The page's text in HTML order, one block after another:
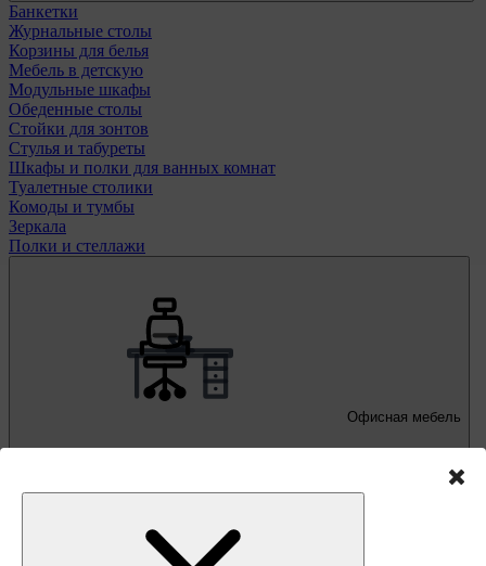
Банкетки
Журнальные столы
Корзины для белья
Мебель в детскую
Модульные шкафы
Обеденные столы
Стойки для зонтов
Стулья и табуреты
Шкафы и полки для ванных комнат
Туалетные столики
Комоды и тумбы
Зеркала
Полки и стеллажи
Офисная мебель